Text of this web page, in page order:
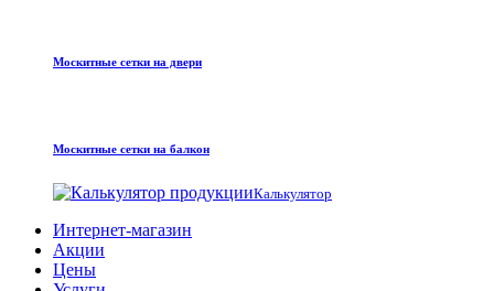
Москитные сетки на двери
Москитные сетки на балкон
Калькулятор
Интернет-магазин
Акции
Цены